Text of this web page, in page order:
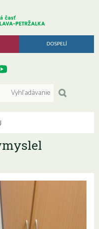
DOSPELÍ